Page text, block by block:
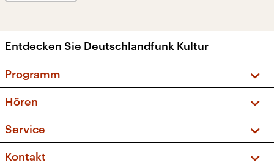
Entdecken Sie Deutschlandfunk Kultur
Programm
Sendungen und Podcasts
Musikliste
Kakadu – Das Kinderprogramm
Hören
Frequenzen (UKW + DAB+)
Service
FAQ
Kontakt